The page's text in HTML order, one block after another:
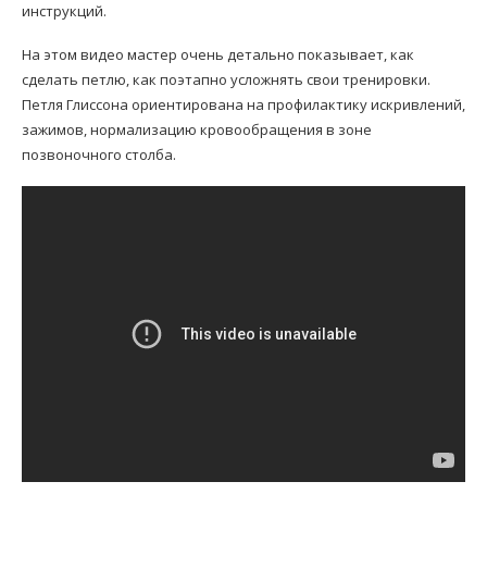
инструкций.
На этом видео мастер очень детально показывает, как
сделать петлю, как поэтапно усложнять свои тренировки.
Петля Глиссона ориентирована на профилактику искривлений,
зажимов, нормализацию кровообращения в зоне
позвоночного столба.